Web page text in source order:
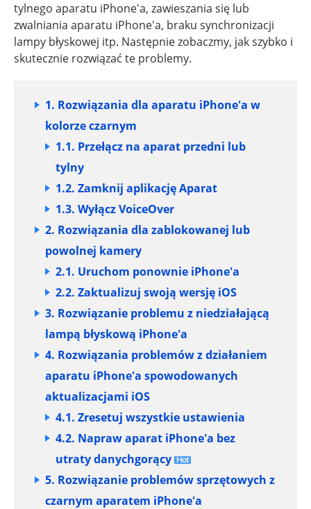
tylnego aparatu iPhone'a, zawieszania się lub
zwalniania aparatu iPhone'a, braku synchronizacji
lampy błyskowej itp. Następnie zobaczmy, jak szybko i
skutecznie rozwiązać te problemy.
1. Rozwiązania dla aparatu iPhone'a w
kolorze czarnym
1.1. Przełącz na aparat przedni lub
tylny
1.2. Zamknij aplikację Aparat
1.3. Wyłącz VoiceOver
2. Rozwiązania dla zablokowanej lub
powolnej kamery
2.1. Uruchom ponownie iPhone'a
2.2. Zaktualizuj swoją wersję iOS
3. Rozwiązanie problemu z niedziałającą
lampą błyskową iPhone'a
4. Rozwiązania problemów z działaniem
aparatu iPhone'a spowodowanych
aktualizacjami iOS
4.1. Zresetuj wszystkie ustawienia
4.2. Napraw aparat iPhone'a bez
utraty danychgorący
5. Rozwiązanie problemów sprzętowych z
czarnym aparatem iPhone'a